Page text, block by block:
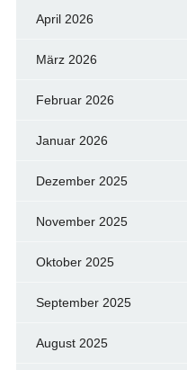
April 2026
März 2026
Februar 2026
Januar 2026
Dezember 2025
November 2025
Oktober 2025
September 2025
August 2025